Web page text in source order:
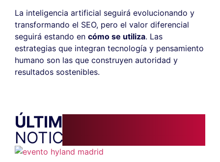
La inteligencia artificial seguirá evolucionando y
transformando el SEO, pero el valor diferencial
seguirá estando en cómo se utiliza. Las
estrategias que integran tecnología y pensamiento
humano son las que construyen autoridad y
resultados sostenibles.
ÚLTIMAS
NOTICIAS